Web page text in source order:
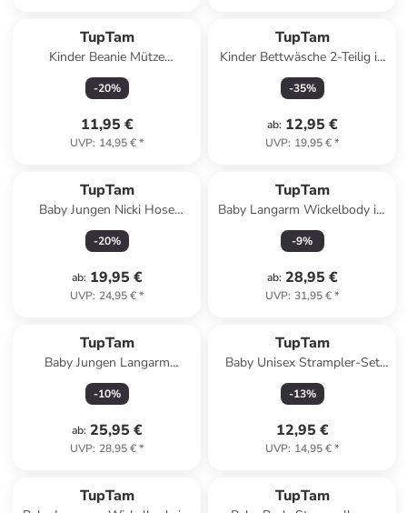
TupTam
Kinder Beanie Mütze
Schlauchschal Set in hellblau
-20%
11,95 €
UVP: 14,95 €*
TupTam
Kinder Bettwäsche 2-Teilig in
grün/silber
-35%
ab: 12,95 €
UVP: 19,95 €*
TupTam
Baby Jungen Nicki Hose
Jogginghose 3er Pack in
blau/grau
-20%
ab: 19,95 €
UVP: 24,95 €*
TupTam
Baby Langarm Wickelbody im
5er Set in mint/weiß
-9%
ab: 28,95 €
UVP: 31,95 €*
TupTam
Baby Jungen Langarm
Wickelshirt 5er Set in
blau/beige
-10%
ab: 25,95 €
UVP: 28,95 €*
TupTam
Baby Unisex Strampler-Set
mit Aufdruck Spruch 2-tlg in
weiß/bordeaux
-13%
12,95 €
UVP: 14,95 €*
TupTam TupTam